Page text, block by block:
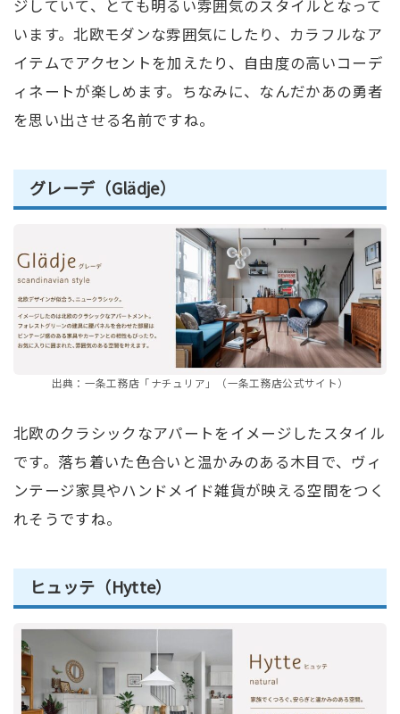
ジしていて、とても明るい雰囲気のスタイルとなって
います。北欧モダンな雰囲気にしたり、カラフルなア
イテムでアクセントを加えたり、自由度の高いコーデ
ィネートが楽しめます。ちなみに、なんだかあの勇者
を思い出させる名前ですね。
グレーデ（Glädje）
出典：一条工務店「ナチュリア」（一条工務店公式サイト）
北欧のクラシックなアパートをイメージしたスタイル
です。落ち着いた色合いと温かみのある木目で、ヴィ
ンテージ家具やハンドメイド雑貨が映える空間をつく
れそうですね。
ヒュッテ（Hytte）